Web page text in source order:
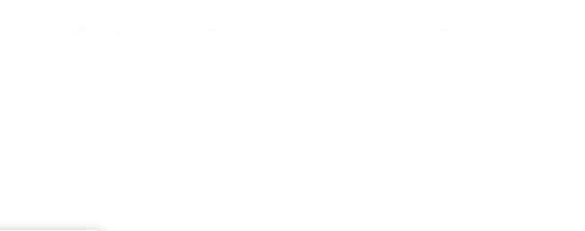
оснащення роблять цей автомобіль відмінним вибором для роботи,